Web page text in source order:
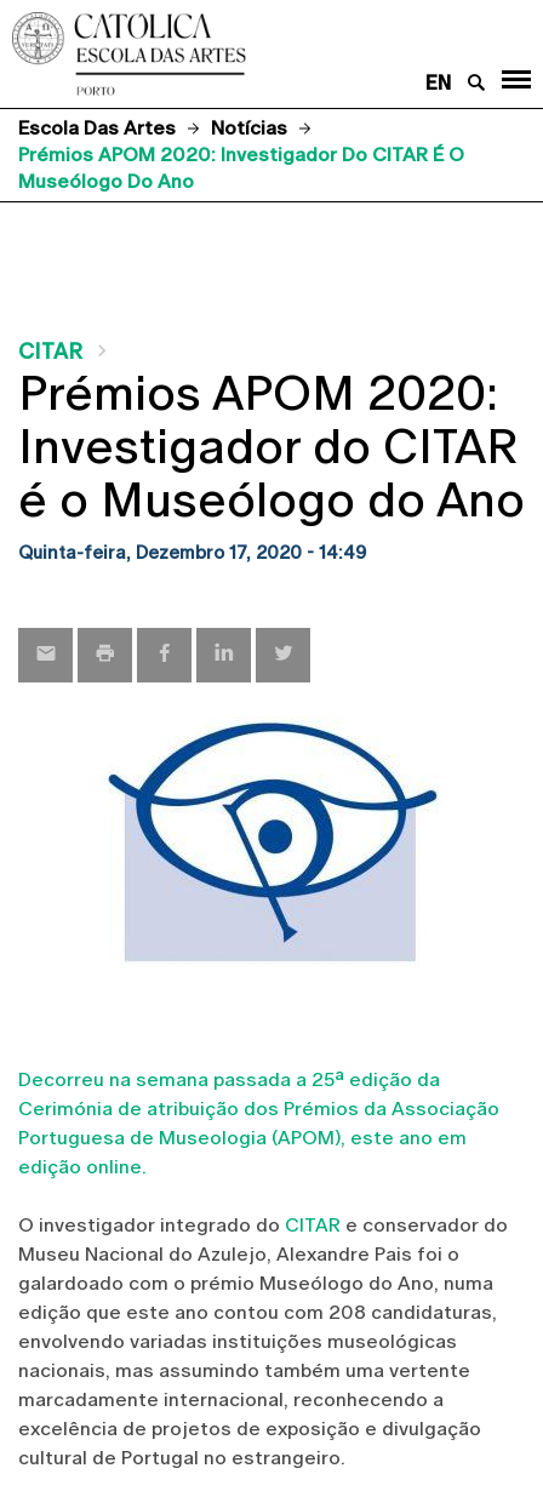
EN
Escola Das Artes
Notícias
Prémios APOM 2020: Investigador Do CITAR É O
Museólogo Do Ano
CITAR
Prémios APOM 2020:
Investigador do CITAR
é o Museólogo do Ano
Quinta-feira, Dezembro 17, 2020 - 14:49
Decorreu na semana passada a 25ª edição da
Cerimónia de atribuição dos Prémios da Associação
Portuguesa de Museologia (APOM), este ano em
edição online.
O investigador integrado do CITAR e conservador do
Museu Nacional do Azulejo, Alexandre Pais foi o
galardoado com o prémio Museólogo do Ano, numa
edição que este ano contou com 208 candidaturas,
envolvendo variadas instituições museológicas
nacionais, mas assumindo também uma vertente
marcadamente internacional, reconhecendo a
excelência de projetos de exposição e divulgação
cultural de Portugal no estrangeiro.